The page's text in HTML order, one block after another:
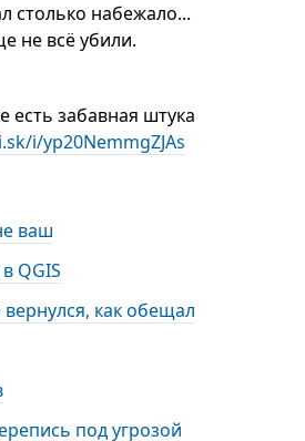
столько набежало...
не всё убили.
есть забавная штука
i/yp20NemmgZJAs
ваш
QGIS
как обещал
под угрозой